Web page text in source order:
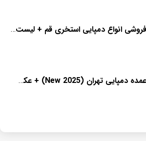
عمده فروشی انواع دمپایی استخری قم + لیست قیمت 1404
خرید عمده دمپایی تهران (New 2025) + عکس و قیمت